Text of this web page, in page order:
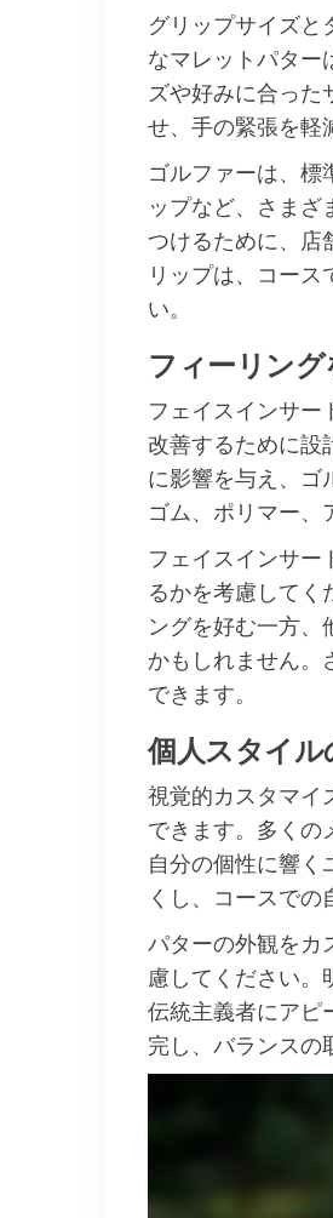
グリップサイズ
なマレットパター
ズや好みに合っ
せ、手の緊張を軽
ゴルファーは、標
ップなど、さま
つけるために、店
リップは、コー
い。
フィーリン
フェイスインサー
改善するために設
に影響を与え、ゴ
ゴム、ポリマー、
フェイスインサー
るかを考慮してく
ングを好む一方、
かもしれません。
できます。
個人スタイ
視覚的カスタマイ
できます。多くの
自分の個性に響く
くし、コースでの
パターの外観をカ
慮してください。
伝統主義者にアピ
完し、バランスの